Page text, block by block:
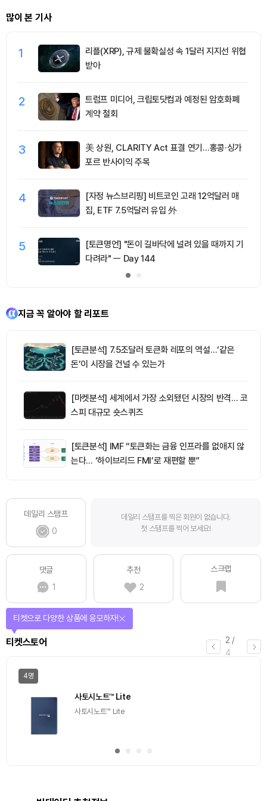
많이 본 기사
1
리플(XRP), 규제 불확실성 속 1달러 지지선 위협
받아
2
트럼프 미디어, 크립토닷컴과 예정된 암호화폐
계약 철회
3
美 상원, CLARITY Act 표결 연기…홍콩·싱가
포르 반사이익 주목
4
[자정 뉴스브리핑] 비트코인 고래 12억달러 매
집, ETF 7.5억달러 유입 外
5
[토큰명언] "돈이 길바닥에 널려 있을 때까지 기
다려라" ㅡ Day 144
지금 꼭 알아야 할 리포트
[토큰분석] 7.5조달러 토큰화 레포의 역설…‘같은
돈’이 시장을 건널 수 있는가
[마켓분석] 세계에서 가장 소외됐던 시장의 반격… 코
스피 대규모 숏스퀴즈
[토큰분석] IMF “토큰화는 금융 인프라를 없애지 않
는다… ‘하이브리드 FMI’로 재편할 뿐”
데일리 스탬프
0
데일리 스탬프를 찍은 회원이 없습니다.
첫 스탬프를 찍어 보세요!
댓글
1
추천
2
스크랩
2 /
4
티켓스토어
티켓으로 다양한 상품에 응모하자!
4명
사토시노트™ Lite
사토시노트™ Lite